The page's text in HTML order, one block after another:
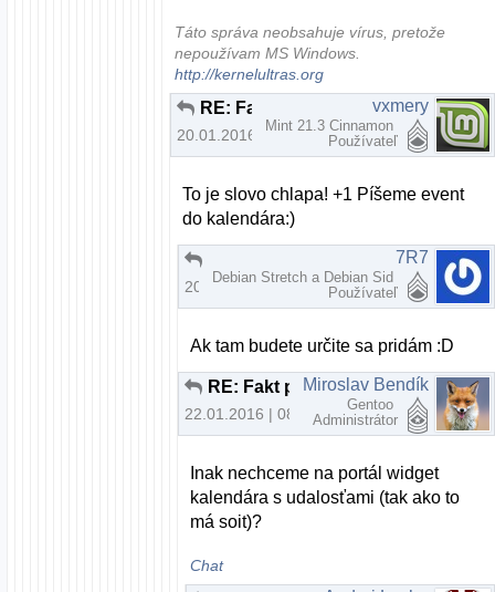
Táto správa neobsahuje vírus, pretože
nepoužívam MS Windows.
http://kernelultras.org
20.01.2016 | 18:41
vxmery
Mint 21.3 Cinnamon
Používateľ
To je slovo chlapa! +1 Píšeme event
do kalendára:)
20.01.2016 | 22:45
7R7
Debian Stretch a Debian Sid
Používateľ
Ak tam budete určite sa pridám :D
RE: Fakt potrebujem na prehliadanie webu nový počítač?
22.01.2016 | 08:38
Miroslav Bendík
Gentoo
Administrátor
Inak nechceme na portál widget
kalendára s udalosťami (tak ako to
má soit)?
Chat